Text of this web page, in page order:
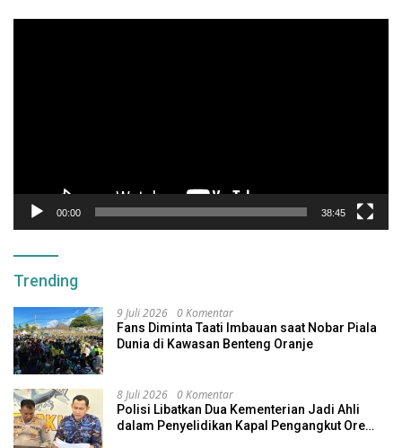
00:00 38:45
Trending
9 Juli 2026 0 Komentar
Fans Diminta Taati Imbauan saat Nobar Piala
Dunia di Kawasan Benteng Oranje
8 Juli 2026 0 Komentar
Polisi Libatkan Dua Kementerian Jadi Ahli
dalam Penyelidikan Kapal Pengangkut Ore